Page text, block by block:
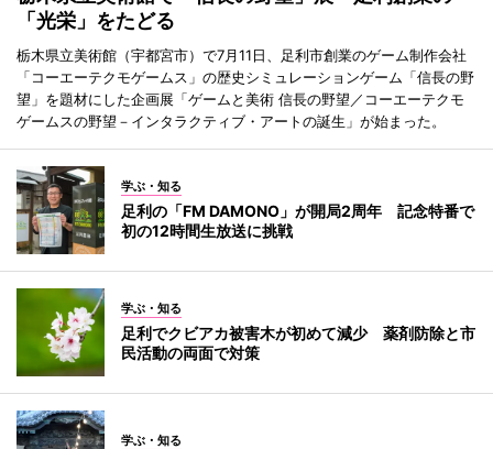
「光栄」をたどる
栃木県立美術館（宇都宮市）で7月11日、足利市創業のゲーム制作会社
「コーエーテクモゲームス」の歴史シミュレーションゲーム「信長の野
望」を題材にした企画展「ゲームと美術 信長の野望／コーエーテクモ
ゲームスの野望－インタラクティブ・アートの誕生」が始まった。
学ぶ・知る
足利の「FM DAMONO」が開局2周年 記念特番で
初の12時間生放送に挑戦
学ぶ・知る
足利でクビアカ被害木が初めて減少 薬剤防除と市
民活動の両面で対策
学ぶ・知る